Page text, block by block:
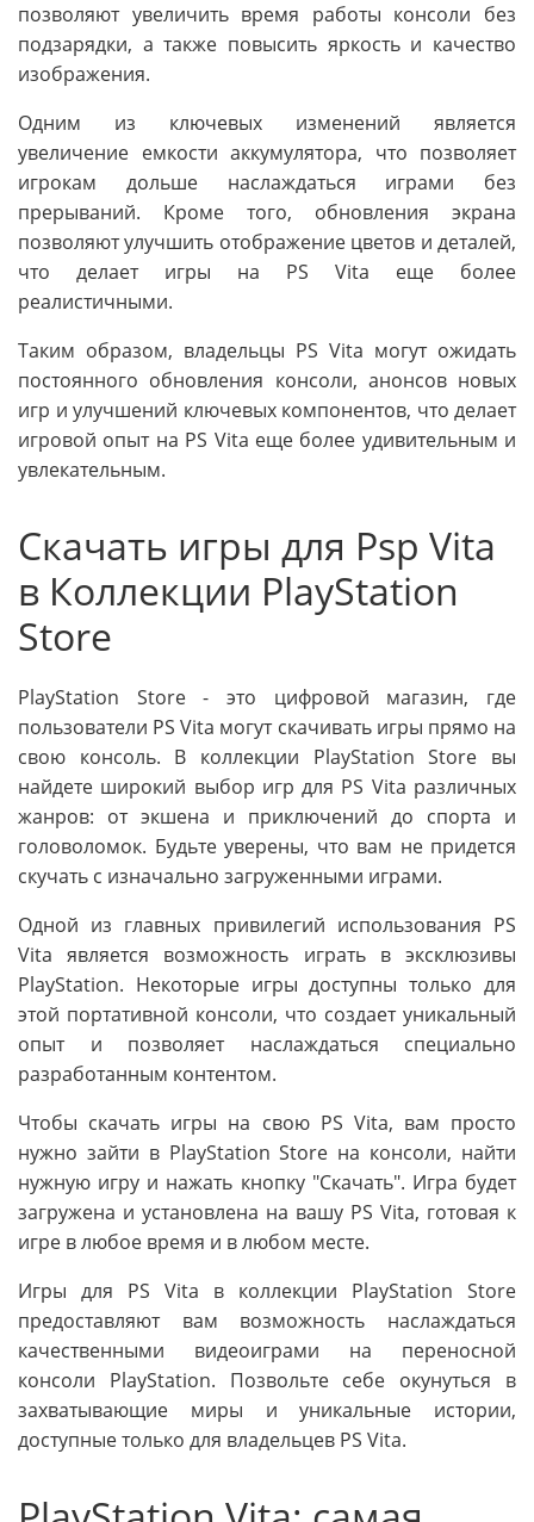
позволяют увеличить время работы консоли без
подзарядки, а также повысить яркость и качество
изображения.
Одним из ключевых изменений является
увеличение емкости аккумулятора, что позволяет
игрокам дольше наслаждаться играми без
прерываний. Кроме того, обновления экрана
позволяют улучшить отображение цветов и деталей,
что делает игры на PS Vita еще более
реалистичными.
Таким образом, владельцы PS Vita могут ожидать
постоянного обновления консоли, анонсов новых
игр и улучшений ключевых компонентов, что делает
игровой опыт на PS Vita еще более удивительным и
увлекательным.
Скачать игры для Psp Vita
в Коллекции PlayStation
Store
PlayStation Store - это цифровой магазин, где
пользователи PS Vita могут скачивать игры прямо на
свою консоль. В коллекции PlayStation Store вы
найдете широкий выбор игр для PS Vita различных
жанров: от экшена и приключений до спорта и
головоломок. Будьте уверены, что вам не придется
скучать с изначально загруженными играми.
Одной из главных привилегий использования PS
Vita является возможность играть в эксклюзивы
PlayStation. Некоторые игры доступны только для
этой портативной консоли, что создает уникальный
опыт и позволяет наслаждаться специально
разработанным контентом.
Чтобы скачать игры на свою PS Vita, вам просто
нужно зайти в PlayStation Store на консоли, найти
нужную игру и нажать кнопку "Скачать". Игра будет
загружена и установлена на вашу PS Vita, готовая к
игре в любое время и в любом месте.
Игры для PS Vita в коллекции PlayStation Store
предоставляют вам возможность наслаждаться
качественными видеоиграми на переносной
консоли PlayStation. Позвольте себе окунуться в
захватывающие миры и уникальные истории,
доступные только для владельцев PS Vita.